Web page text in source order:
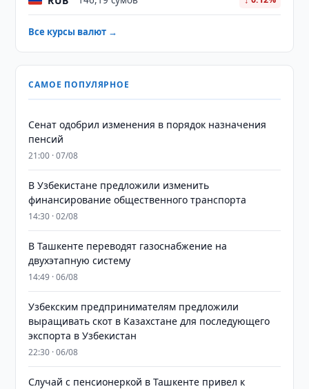
Все курсы валют →
САМОЕ ПОПУЛЯРНОЕ
Сенат одобрил изменения в порядок назначения
пенсий
21:00 · 07/08
В Узбекистане предложили изменить
финансирование общественного транспорта
14:30 · 02/08
В Ташкенте переводят газоснабжение на
двухэтапную систему
14:49 · 06/08
Узбекским предпринимателям предложили
выращивать скот в Казахстане для последующего
экспорта в Узбекистан
22:30 · 06/08
Случай с пенсионеркой в Ташкенте привел к